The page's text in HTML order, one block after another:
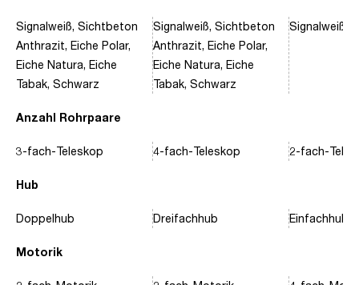
Anzahl Rohrpaare
Hub
Motorik
Signalweiß, Sichtbeton
Anthrazit, Eiche Polar,
Eiche Natura, Eiche
Tabak, Schwarz
3-fach-Teleskop
Doppelhub
Signalweiß, Sichtbeton
Anthrazit, Eiche Polar,
Eiche Natura, Eiche
Tabak, Schwarz
4-fach-Teleskop
Dreifachhub
Signalweiß,
2-fach-
Einfachhub